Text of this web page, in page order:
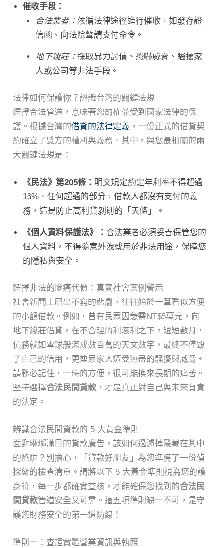
催收手段：
合法業者： 依循法律途徑進行催收，如發存證
信函、向法院聲請支付命令。
地下錢莊： 採取暴力討債、恐嚇威脅、騷擾家
人或公司等非法手段。
法律如何保護你？認識台灣的關鍵法規
選擇合法管道，意味著您的權益受到國家法律的保
護。根據台灣的借貸的法律定義 ，一份正式的借貸契
約確立了雙方的權利與義務。其中，與您最相關的兩
大關鍵法規是：
《民法》第205條： 明文規定約定年利率不得超過
16%。任何超過的部分，借款人都沒有支付的義
務，這是防止高利貸剝削的「天條」。
《個人資料保護法》： 合法業者必須妥善保管您的
個人資料，不得隨意外洩或用於非法用途，保障您
的隱私與安全。
選擇非法的慘痛代價：真實社會案例警示
社會新聞上層出不窮的悲劇，往往始於一筆看似方便
的小額借款。例如，曾有民眾因急需NT$5萬元，向
地下錢莊借貸，在不合理的利滾利之下，短短數月，
債務就如雪球般滾成數百萬的天文數字，最終不僅毀
了自己的信用，更連累家人遭受無盡的騷擾與威脅。
請務必記住，一時的方便，很可能換來長期的痛苦。
堅持選擇合法民間貸款 ，才是真正對自己與未來負責
的決定。
辨識合法民間貸款的 5 大黃金準則
面對琳瑯滿目的貸款廣告，該如何過濾掉隱藏在其中
的陷阱？別擔心，「貸款好朋友」為您準備了一份偵
探級的檢查清單。請將以下 5 大黃金準則視為您的護
身符，每一步都確實查核，才能確保您找到的合法民
間貸款管道安全又可靠。這五項準則缺一不可，是守
護您財務安全的第一道防線！
準則一：查證實體營業資訊與執照